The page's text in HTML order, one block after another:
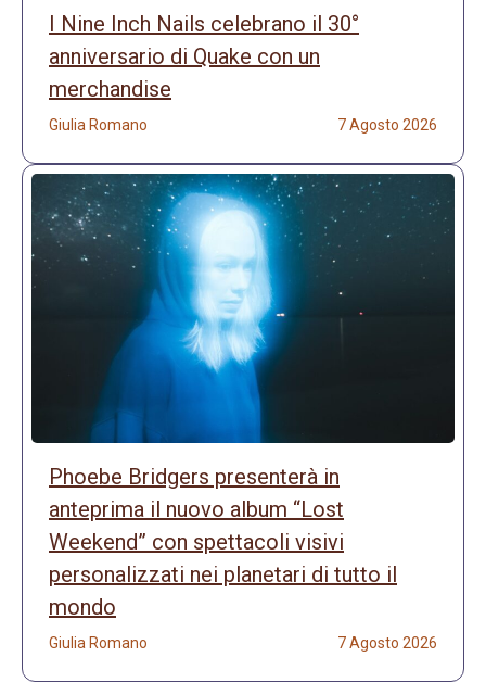
I Nine Inch Nails celebrano il 30°
anniversario di Quake con un
merchandise
Giulia Romano 7 Agosto 2026
Phoebe Bridgers presenterà in
anteprima il nuovo album “Lost
Weekend” con spettacoli visivi
personalizzati nei planetari di tutto il
mondo
Giulia Romano 7 Agosto 2026